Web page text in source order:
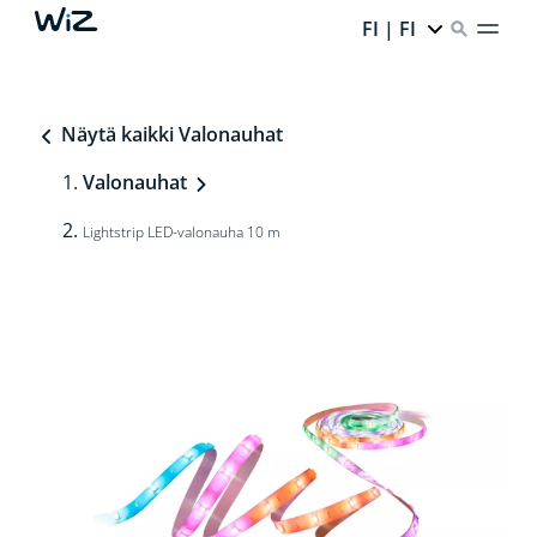
FI | FI
Näytä kaikki Valonauhat
Valonauhat
Lightstrip LED-valonauha 10 m